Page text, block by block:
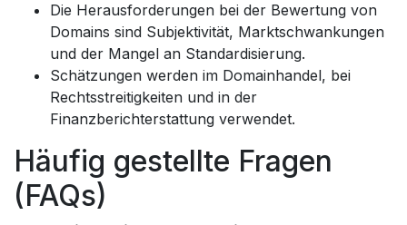
Die Herausforderungen bei der Bewertung von
Domains sind Subjektivität, Marktschwankungen
und der Mangel an Standardisierung.
Schätzungen werden im Domainhandel, bei
Rechtsstreitigkeiten und in der
Finanzberichterstattung verwendet.
Häufig gestellte Fragen
(FAQs)